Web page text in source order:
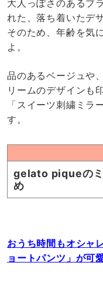
大人っぽさのあるブ
れた、落ち着いたデ
そのため、年齢を気
よ。
品のあるベージュや
リームのデザインも
「スイーツ刺繍ミ
す。
gelato piqueのミ
め
おうち時間もオシャ
ョートパンツ」が可